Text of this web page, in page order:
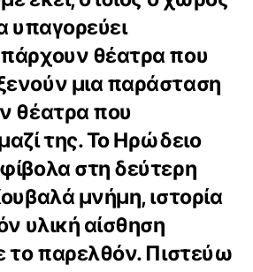
υπαγορεύει
θέατρα που
μια παράσταση
θέατρα που
της. Το Ηρώδειο
στη δεύτερη
μνήμη, ιστορία
υλική αίσθηση
το παρελθόν. Πιστεύω